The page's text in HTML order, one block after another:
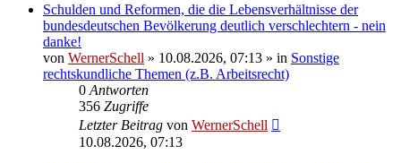
Schulden und Reformen, die die Lebensverhältnisse der
bundesdeutschen Bevölkerung deutlich verschlechtern - nein
danke!
von WernerSchell » 10.08.2026, 07:13 » in Sonstige
rechtskundliche Themen (z.B. Arbeitsrecht)
0 Antworten
356 Zugriffe
Letzter Beitrag von WernerSchell
10.08.2026, 07:13